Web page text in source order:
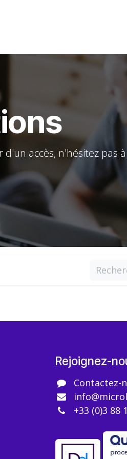
accès, n'hésitez pas
Rejoignez-
Contactez-
+33 (0)3 88